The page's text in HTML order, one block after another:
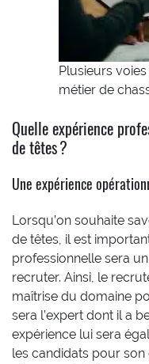
Plusieurs
métier de
Quelle expérience
de têtes ?
Une expérience
Lorsqu’on souhaite
de têtes, il est
professionnelle sera
recruter. Ainsi, le
maîtrise du domaine
sera l’expert dont il a
expérience lui sera
les candidats pour son